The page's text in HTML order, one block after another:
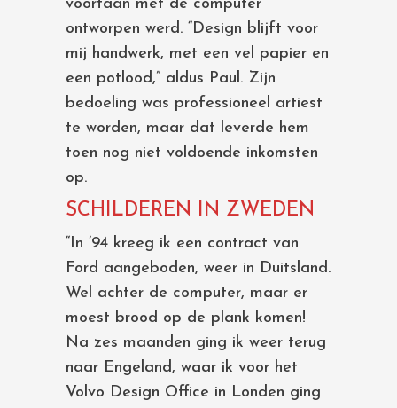
voortaan met de computer
ontworpen werd. “Design blijft voor
mij handwerk, met een vel papier en
een potlood,” aldus Paul. Zijn
bedoeling was professioneel artiest
te worden, maar dat leverde hem
toen nog niet voldoende inkomsten
op.
SCHILDEREN IN ZWEDEN
“In ’94 kreeg ik een contract van
Ford aangeboden, weer in Duitsland.
Wel achter de computer, maar er
moest brood op de plank komen!
Na zes maanden ging ik weer terug
naar Engeland, waar ik voor het
Volvo Design Office in Londen ging